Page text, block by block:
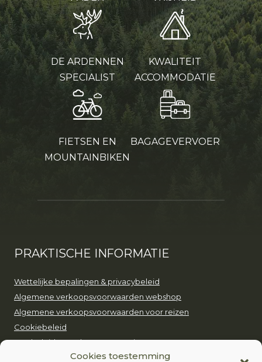
Cookies toestemming
DE ARDENNEN
SPECIALIST
KWALITEIT
ACCOMMODATIE
FIETSEN EN
MOUNTAINBIKEN
BAGAGEVERVOER
PRAKTISCHE INFORMATIE
Wettelijke bepalingen & privacybeleid
Algemene verkoopsvoorwaarden webshop
Algemene verkoopsvoorwaarden voor reizen
Cookiebeleid
Ons beleid voor duurzaam toerisme